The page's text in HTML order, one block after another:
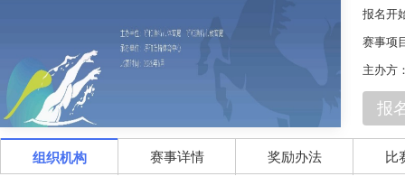
报名开
赛事项
主办方
报
组织机构 赛事详情 奖励办法 比